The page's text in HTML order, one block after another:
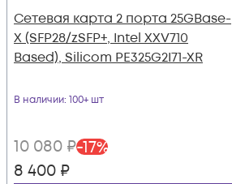
Сетевая карта 2 порта 25GBase-
X (SFP28/zSFP+, Intel XXV710
Based), Silicom PE325G2I71-XR
В наличии: 100+ шт
10 080 ₽-17%
8 400 ₽